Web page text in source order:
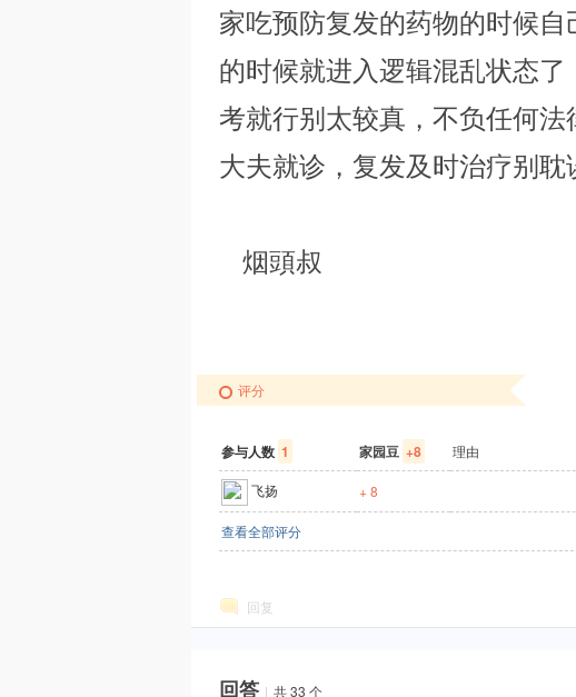
家吃预防复发的药物的时候
的时候就进入逻辑混乱状态
考就行别太较真，不负任何
大夫就诊，复发及时治疗别
烟頭叔
评分
参与人数 1 家园豆 +8 理由
飞扬 + 8
查看全部评分
回复
回答 | 共 33 个